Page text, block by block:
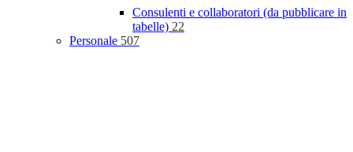
Consulenti e collaboratori (da pubblicare in
tabelle) 22
Personale 507